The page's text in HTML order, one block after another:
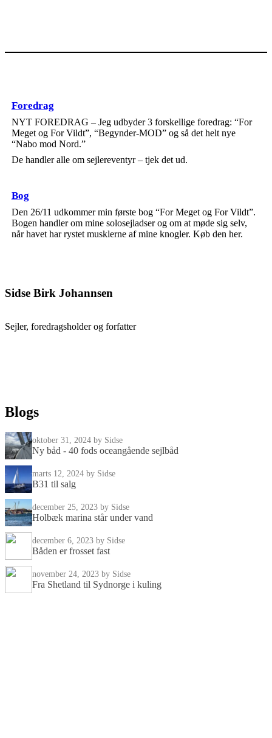
Foredrag
NYT FOREDRAG – Jeg udbyder 3 forskellige foredrag: “For
Meget og For Vildt”, “Begynder-MOD” og så det helt nye
“Nabo mod Nord.”
De handler alle om sejlereventyr – tjek det ud.
Bog
Den 26/11 udkommer min første bog “For Meget og For Vildt”.
Bogen handler om mine solosejladser og om at møde sig selv,
når havet har rystet musklerne af mine knogler. Køb den her.
Sidse Birk Johannsen
Sejler, foredragsholder og forfatter
Blogs
oktober 31, 2024 by Sidse
Ny båd - 40 fods oceangående sejlbåd
marts 12, 2024 by Sidse
B31 til salg
december 25, 2023 by Sidse
Holbæk marina står under vand
december 6, 2023 by Sidse
Båden er frosset fast
november 24, 2023 by Sidse
Fra Shetland til Sydnorge i kuling